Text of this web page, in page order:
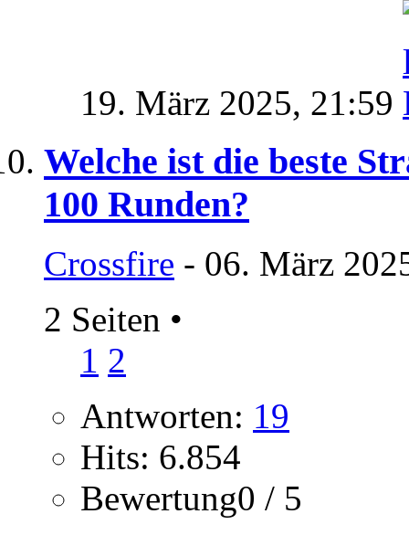
19. März 2025, 21:59
Welche ist die beste
100 Runden?
Crossfire - 06. März
2 Seiten •
1 2
Antworten: 19
Hits: 6.854
Bewertung0 / 5